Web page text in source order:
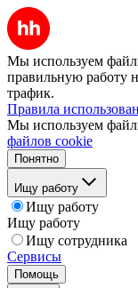
Мы используем
правильную работу
трафик.
Правила
Мы используем
файлов cookie
Понятно
Ищу работу
Ищу работу
Ищу работу
Ищу сотрудника
Сервисы
Помощь